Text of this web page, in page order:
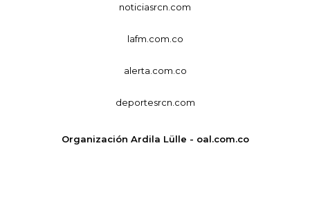
noticiasrcn.com
lafm.com.co
alerta.com.co
deportesrcn.com
Organización Ardila Lülle - oal.com.co